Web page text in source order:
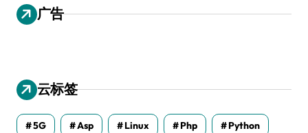
广告
云标签
5G Asp Linux Php Python